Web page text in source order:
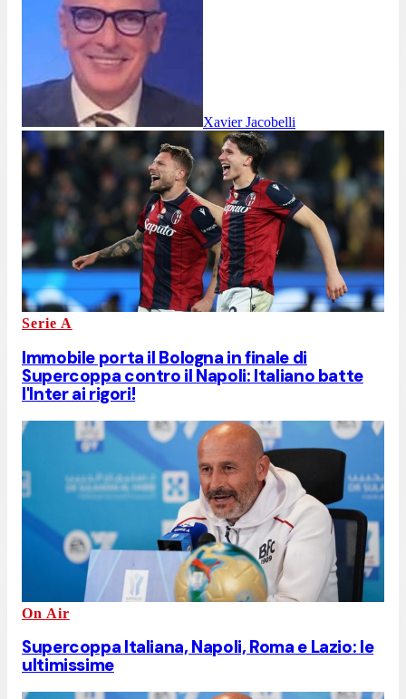
Xavier Jacobelli
Serie A
Immobile porta il Bologna in finale di
Supercoppa contro il Napoli: Italiano batte
l'Inter ai rigori!
On Air
Supercoppa Italiana, Napoli, Roma e Lazio: le
ultimissime